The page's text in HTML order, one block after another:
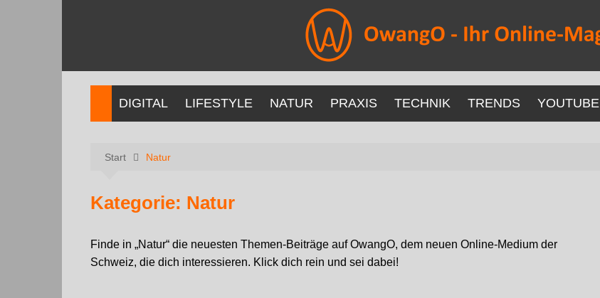
DIGITAL LIFESTYLE NATUR PRAXIS TECHNIK TRENDS YOUTUBE
Start Natur
Kategorie: Natur
Finde in „Natur“ die neuesten Themen-Beiträge auf OwangO, dem neuen Online-Medium der
Schweiz, die dich interessieren. Klick dich rein und sei dabei!